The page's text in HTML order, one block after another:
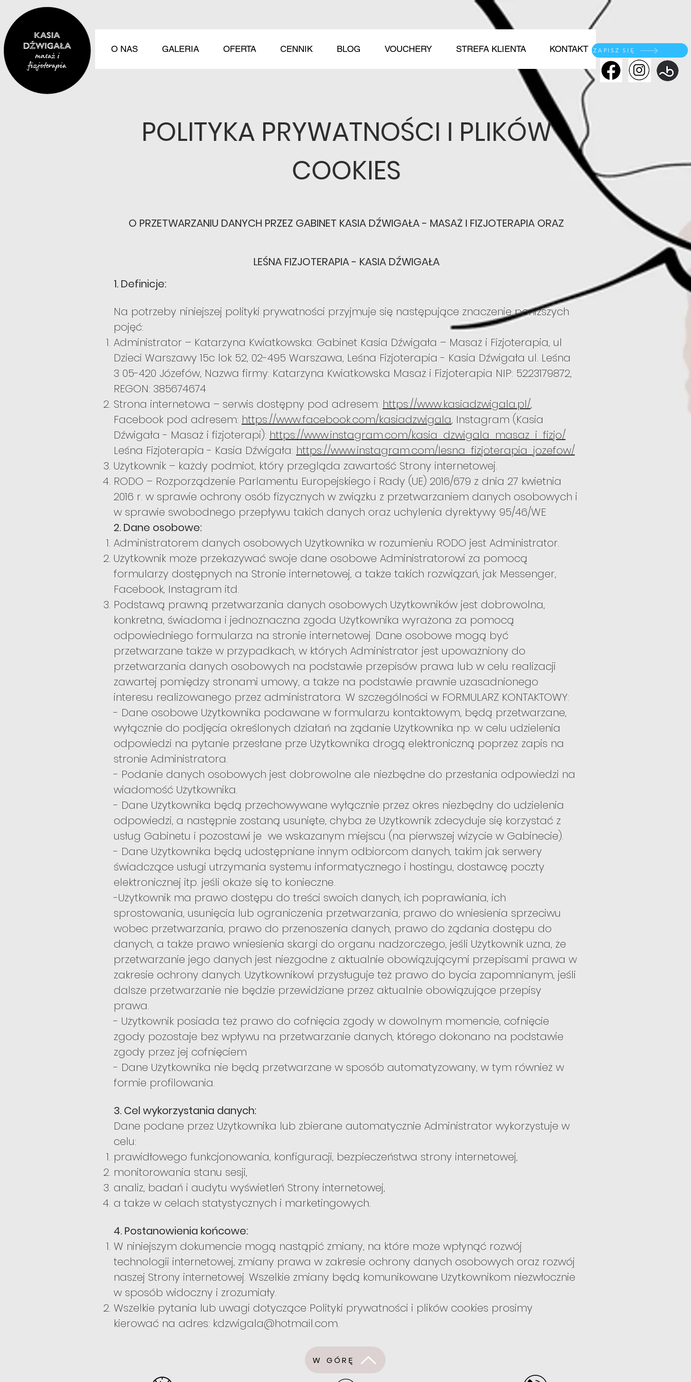
O NAS GALERIA OFERTA CENNIK BLOG VOUCHERY STREFA KLIENTA KONTAKT ZAPISZ SIĘ
POLITYKA PRYWATNOŚCI I PLIKÓW
COOKIES
O PRZETWARZANIU DANYCH PRZEZ GABINET KASIA DŹWIGAŁA - MASAŻ I FIZJOTERAPIA ORAZ
LEŚNA FIZJOTERAPIA - KASIA DŹWIGAŁA
1. Definicje:
Na potrzeby niniejszej polityki prywatności przyjmuje się następujące znaczenie poniższych
pojęć:
Administrator – Katarzyna Kwiatkowska: Gabinet Kasia Dźwigała – Masaż i Fizjoterapia, ul
Dzieci Warszawy 15c lok 52, 02-495 Warszawa, Leśna Fizjoterapia - Kasia Dźwigała ul. Leśna
3 05-420 Józefów, Nazwa firmy: Katarzyna Kwiatkowska Masaż i Fizjoterapia NIP: 5223179872,
REGON: 385674674
Strona internetowa – serwis dostępny pod adresem: https://www.kasiadzwigala.pl/,
Facebook pod adresem: https://www.facebook.com/kasiadzwigala, Instagram (Kasia
Dźwigała - Masaż i fizjoterapi): https://www.instagram.com/kasia_dzwigala_masaz_i_fizjo/
Leśna Fizjoterapia - Kasia Dźwigała: https://www.instagram.com/lesna_fizjoterapia_jozefow/
Użytkownik – każdy podmiot, który przegląda zawartość Strony internetowej.
RODO – Rozporządzenie Parlamentu Europejskiego i Rady (UE) 2016/679 z dnia 27 kwietnia
2016 r. w sprawie ochrony osób fizycznych w związku z przetwarzaniem danych osobowych i
w sprawie swobodnego przepływu takich danych oraz uchylenia dyrektywy 95/46/WE
2. Dane osobowe:
Administratorem danych osobowych Użytkownika w rozumieniu RODO jest Administrator.
Użytkownik może przekazywać swoje dane osobowe Administratorowi za pomocą
formularzy dostępnych na Stronie internetowej, a także takich rozwiązań, jak Messenger,
Facebook, Instagram itd.
Podstawą prawną przetwarzania danych osobowych Użytkowników jest dobrowolna,
konkretna, świadoma i jednoznaczna zgoda Użytkownika wyrażona za pomocą
odpowiedniego formularza na stronie internetowej. Dane osobowe mogą być
przetwarzane także w przypadkach, w których Administrator jest upoważniony do
przetwarzania danych osobowych na podstawie przepisów prawa lub w celu realizacji
zawartej pomiędzy stronami umowy, a także na podstawie prawnie uzasadnionego
interesu realizowanego przez administratora. W szczególności w FORMULARZ KONTAKTOWY:
- Dane osobowe Użytkownika podawane w formularzu kontaktowym, będą przetwarzane,
wyłącznie do podjęcia określonych działań na żądanie Użytkownika np. w celu udzielenia
odpowiedzi na pytanie przesłane prze Użytkownika drogą elektroniczną poprzez zapis na
stronie Administratora.
- Podanie danych osobowych jest dobrowolne ale niezbędne do przesłania odpowiedzi na
wiadomość Użytkownika.
- Dane Użytkownika będą przechowywane wyłącznie przez okres niezbędny do udzielenia
odpowiedzi, a następnie zostaną usunięte, chyba że Użytkownik zdecyduje się korzystać z
usług Gabinetu i pozostawi je we wskazanym miejscu (na pierwszej wizycie w Gabinecie).
- Dane Użytkownika będą udostępniane innym odbiorcom danych, takim jak serwery
świadczące usługi utrzymania systemu informatycznego i hostingu, dostawcę poczty
elektronicznej itp. jeśli okaże się to konieczne.
-Użytkownik ma prawo dostępu do treści swoich danych, ich poprawiania, ich
sprostowania, usunięcia lub ograniczenia przetwarzania, prawo do wniesienia sprzeciwu
wobec przetwarzania, prawo do przenoszenia danych, prawo do żądania dostępu do
danych, a także prawo wniesienia skargi do organu nadzorczego, jeśli Użytkownik uzna, że
przetwarzanie jego danych jest niezgodne z aktualnie obowiązującymi przepisami prawa w
zakresie ochrony danych. Użytkownikowi przysługuje też prawo do bycia zapomnianym, jeśli
dalsze przetwarzanie nie będzie przewidziane przez aktualnie obowiązujące przepisy
prawa.
- Użytkownik posiada też prawo do cofnięcia zgody w dowolnym momencie, cofnięcie
zgody pozostaje bez wpływu na przetwarzanie danych, którego dokonano na podstawie
zgody przez jej cofnięciem
- Dane Użytkownika nie będą przetwarzane w sposób automatyzowany, w tym również w
formie profilowania.
3. Cel wykorzystania danych:
Dane podane przez Użytkownika lub zbierane automatycznie Administrator wykorzystuje w
celu:
prawidłowego funkcjonowania, konfiguracji, bezpieczeństwa strony internetowej,
monitorowania stanu sesji,
analiz, badań i audytu wyświetleń Strony internetowej,
a także w celach statystycznych i marketingowych.
4. Postanowienia końcowe:
W niniejszym dokumencie mogą nastąpić zmiany, na które może wpłynąć rozwój
technologii internetowej, zmiany prawa w zakresie ochrony danych osobowych oraz rozwój
naszej Strony internetowej. Wszelkie zmiany będą komunikowane Użytkownikom niezwłocznie
w sposób widoczny i zrozumiały.
Wszelkie pytania lub uwagi dotyczące Polityki prywatności i plików cookies prosimy
kierować na adres: kdzwigala@hotmail.com.
W GÓRĘ